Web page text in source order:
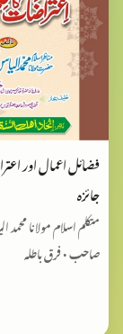
فضائل اعمال اور
جائزہ
متکلم اسلام مولانا محمد
صاحب • فرق باطلہ